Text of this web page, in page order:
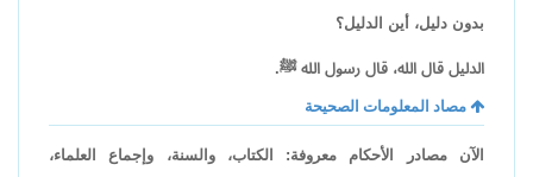
بدون دليل، أين الدليل؟
الدليل قال الله، قال رسول الله ﷺ.
مصاد المعلومات الصحيحة
الآن مصادر الأحكام معروفة: الكتاب، والسنة، وإجماع العلماء،